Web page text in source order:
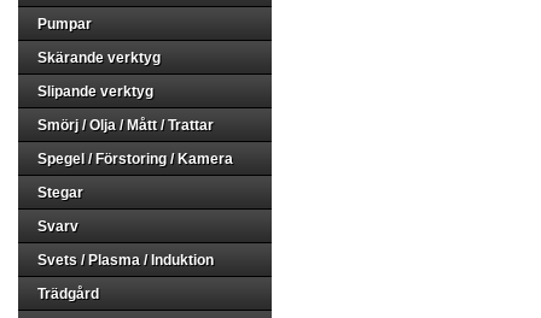
Pumpar
Skärande verktyg
Slipande verktyg
Smörj / Olja / Mått / Trattar
Spegel / Förstoring / Kamera
Stegar
Svarv
Svets / Plasma / Induktion
Trädgård